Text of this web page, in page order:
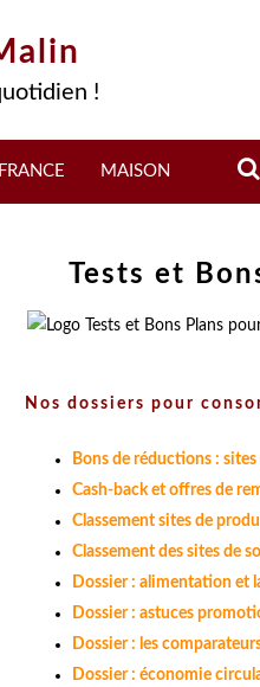
!
MAISON
Tests et
Nos dossiers pour
Bons de réductions :
Cash-back et offres de
Classement sites de
Classement des sites de
Dossier : alimentation et
Dossier : astuces
Dossier : les
Dossier : économie